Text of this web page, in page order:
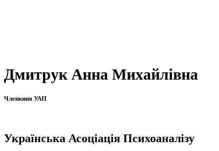
Дмитрук Анна Михайлівна
Членкиня УАП
Українська Асоціація Психоаналізу